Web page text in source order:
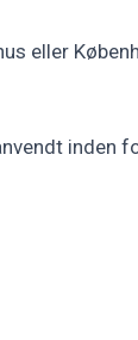
eller
inden